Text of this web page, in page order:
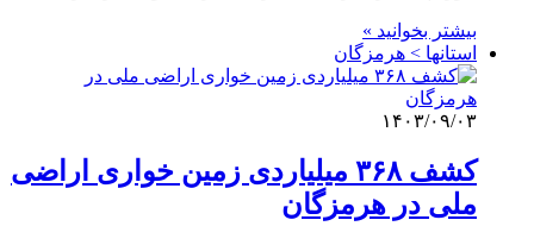
بیشتر بخوانید »
استانها > هرمزگان
۱۴۰۳/۰۹/۰۳
کشف ۳۶۸ میلیاردی زمین خواری اراضی
ملی در هرمزگان